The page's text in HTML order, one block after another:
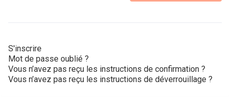
S'inscrire
Mot de passe oublié ?
Vous n’avez pas reçu les instructions de confirmation ?
Vous n’avez pas reçu les instructions de déverrouillage ?